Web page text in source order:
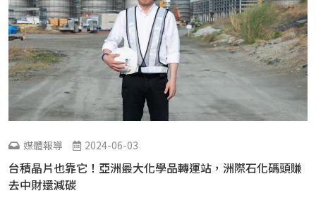
媒體報導 2024-06-03
台積晶片也靠它！亞洲最大化學品轉運站，洲際石化碼頭賺
去中財還減碳